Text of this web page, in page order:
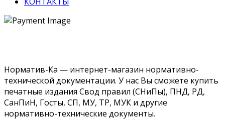
Норматив-Ка — интернет-магазин нормативно-
технической документации. У нас Вы сможете купить
печатные издания Свод правил (СНиПы), ПНД, РД,
СанПиН, Госты, СП, МУ, ТР, МУК и другие
нормативно-технические документы.